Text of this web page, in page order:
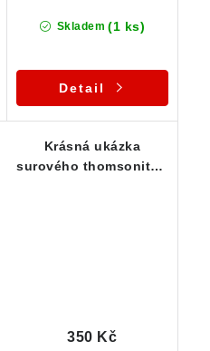
Skladem (1 ks)
Detail
Krásná ukázka
surového thomsonitu -
350 Kč